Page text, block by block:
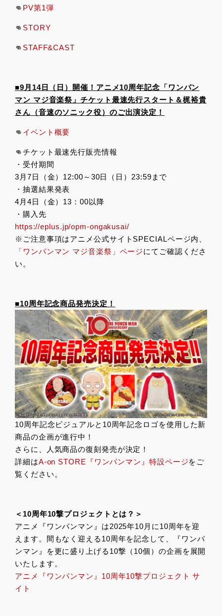
👊 PV第1弾
👊 STORY
👊 STAFF&CAST
■9月14日（日）開催！アニメ10周年記念「ワンパン
マン マジ音楽祭」チケット最速先行スタート＆梶裕貴
さん（音速のソニック役）のご出演決定！
👊 イベント概要
👊チケット最速先行販売情報
・受付期間
3月7日（金）12:00～30日（日）23:59まで
・抽選結果発表
4月4日（金）13：00以降
・購入先
https://eplus.jp/opm-ongakusai/
※ご注意事項はアニメ公式サイトSPECIALページ内、
「ワンパンマン マジ音楽祭」ページにてご確認くださ
い。
■10周年記念商品発売決定！
10周年記念ビジュアルと10周年記念ロゴを使用した新
商品の企画が進行中！
さらに、人気商品の復刻発売が決定！
詳細はA-on STORE『ワンパンマン』特設ページをご
覧ください。
＜10周年10撃プロジェクトとは？＞
アニメ『ワンパンマン』は2025年10月に10周年を迎
えます。間もなく迎える10周年を記念して、『ワンパ
ンマン』を更に盛り上げる10撃（10個）の企画を展開
いたします。
アニメ『ワンパンマン』10周年10撃プロジェクト サ
イト